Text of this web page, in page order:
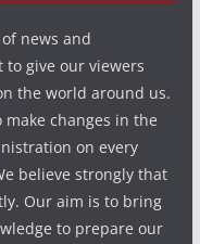
news and
give our viewers
the world around us.
changes in the
on every
believe strongly that
Our aim is to bring
to prepare our